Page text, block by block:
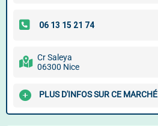
Cr Saleya
06300 Nice
PLUS D'INFOS SUR CE MARCHÉ